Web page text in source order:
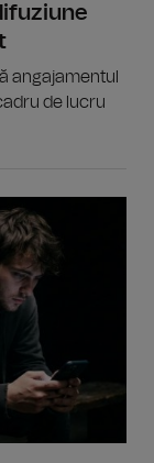
angajamentul
de lucru